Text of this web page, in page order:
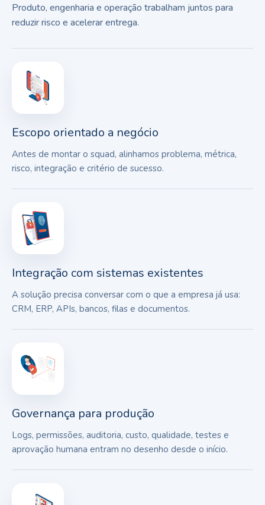
Produto, engenharia e operação trabalham juntos para
reduzir risco e acelerar entrega.
Escopo orientado a negócio
Antes de montar o squad, alinhamos problema, métrica,
risco, integração e critério de sucesso.
Integração com sistemas existentes
A solução precisa conversar com o que a empresa já usa:
CRM, ERP, APIs, bancos, filas e documentos.
Governança para produção
Logs, permissões, auditoria, custo, qualidade, testes e
aprovação humana entram no desenho desde o início.